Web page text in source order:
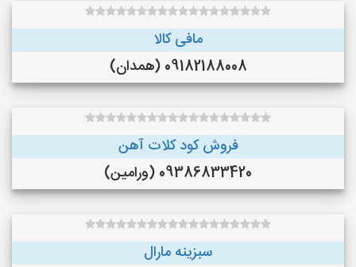
مافی کالا
09182188008 (همدان)
فروش کود کلات آهن
09386833420 (ورامین)
سبزینه مارال